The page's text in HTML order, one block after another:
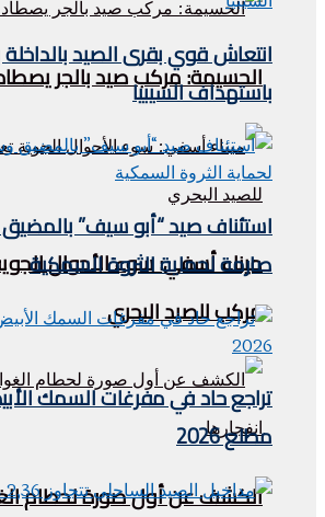
الحسيمة: مركب صيد بالجر
ميناء أسفي: سوء الأحوال
مركب للصيد البحري
الكشف عن أول صورة لحطام
انتعاش قوي بقرى الصيد
باستهداف السيبيا
استئناف صيد “أبو سيف”
صارمة لحماية الثروة السمكية
تراجع حاد في مفرغات السمك
مطلع 2026